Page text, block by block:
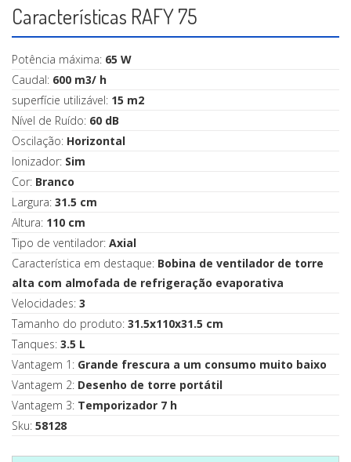
Características RAFY 75
Potência máxima: 65 W
Caudal: 600 m3/ h
superfície utilizável: 15 m2
Nível de Ruído: 60 dB
Oscilação: Horizontal
Ionizador: Sim
Cor: Branco
Largura: 31.5 cm
Altura: 110 cm
Tipo de ventilador: Axial
Característica em destaque: Bobina de ventilador de torre
alta com almofada de refrigeração evaporativa
Velocidades: 3
Tamanho do produto: 31.5x110x31.5 cm
Tanques: 3.5 L
Vantagem 1: Grande frescura a um consumo muito baixo
Vantagem 2: Desenho de torre portátil
Vantagem 3: Temporizador 7 h
Sku: 58128